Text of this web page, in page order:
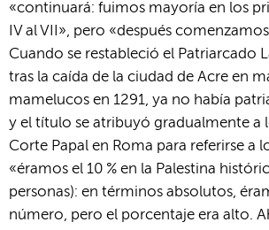
«continuará: fuimos mayoría en los
IV al VII», pero «después
Cuando se restableció el Patriarcado
tras la caída de la ciudad de Acre en
mamelucos en 1291, ya no había
y el título se atribuyó gradualmente a
Corte Papal en Roma para referirse a
«éramos el 10 % en la Palestina
personas): en términos absolutos,
número, pero el porcentaje era alto.